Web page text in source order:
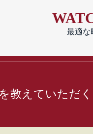
最適な
教えていただ